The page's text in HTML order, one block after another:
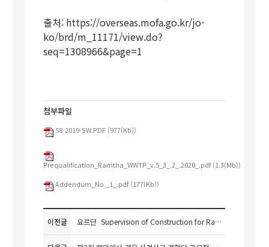
출처: https://overseas.mofa.go.kr/jo-
ko/brd/m_11171/view.do?
seq=1308966&page=1
첨부파일
58-2019-SW.PDF (977(Kb))
Prequalification_Ramtha_WWTP_v.5_3_.2_.2020_.pdf (1.3(Mb))
Addendum_No._1_.pdf (177(Kb))
이전글 요르단_Supervision of Construction for Ramtha Wastewater Treatment Plant (Design & Build Project)